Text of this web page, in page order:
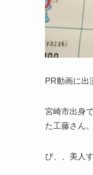
PR動画に出
宮崎市出身
た工藤さん。
び、、美人